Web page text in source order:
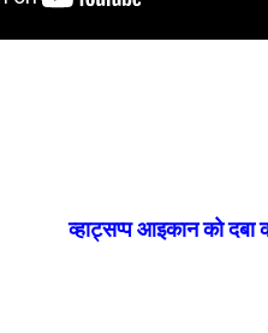
व्हाट्सप्प आइकान को